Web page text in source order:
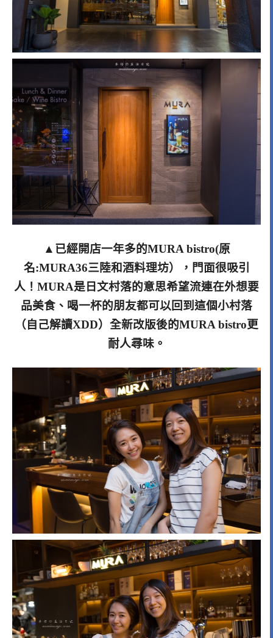
▲已經開店一年多的MURA bistro(原
名:MURA36三陸和酒料理坊），門面很吸引
人！MURA是日文村落的意思希望流連在外想要
品美食、喝一杯的朋友都可以回到這個小村落
（自己解讀XDD）全新改版後的MURA bistro更
耐人尋味。